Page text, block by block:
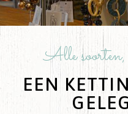
Alle soorten,
EEN